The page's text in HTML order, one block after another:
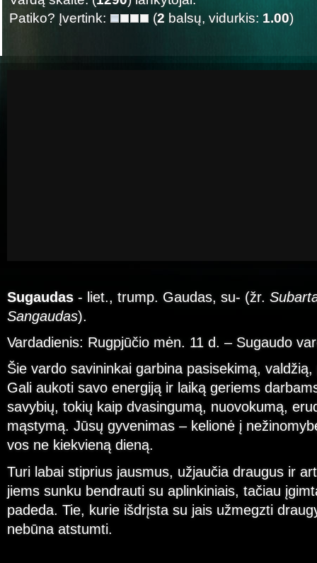
Patiko? Įvertink:
(2 balsų, vidurkis: 1.00)
Sugaudas - liet., trump. Gaudas, su- (žr.
Sangaudas).
Vardadienis: Rugpjūčio mėn. 11 d. – Sugaudo
Šie vardo savininkai garbina pasisekimą,
Gali aukoti savo energiją ir laiką geriems
savybių, tokių kaip dvasingumą, nuovokumą,
mąstymą. Jūsų gyvenimas – kelionė į
vos ne kiekvieną dieną.
Turi labai stiprius jausmus, užjaučia draugus ir
jiems sunku bendrauti su aplinkiniais, tačiau
padeda. Tie, kurie išdrįsta su jais užmegzti
nebūna atstumti.